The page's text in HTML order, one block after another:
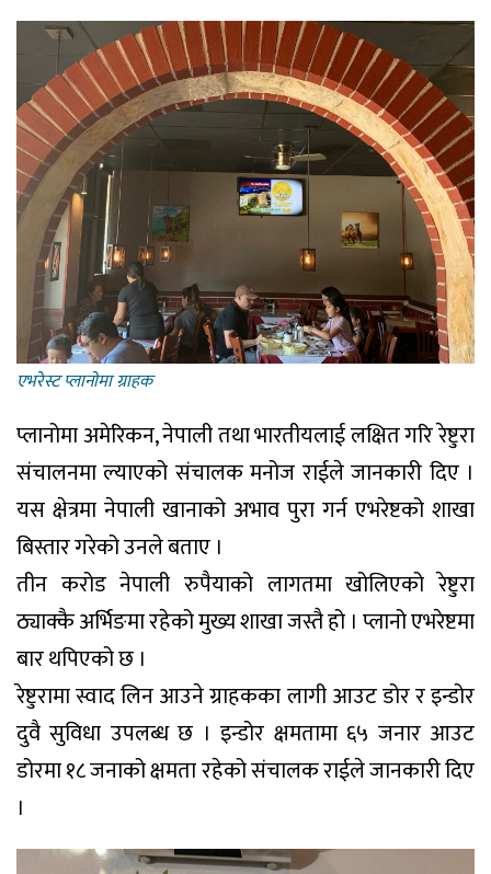
एभरेस्ट प्लानाेमा ग्राहक
प्लानोमा अमेरिकन, नेपाली तथा भारतीयलाई लक्षित गरि रेष्टुरा
संचालनमा ल्याएको संचालक मनोज राईले जानकारी दिए ।
यस क्षेत्रमा नेपाली खानाको अभाव पुरा गर्न एभरेष्टको शाखा
बिस्तार गरेको उनले बताए ।
तीन करोड नेपाली रुपैयाको लागतमा खोलिएको रेष्टुरा
ठ्याक्कै अर्भिङमा रहेको मुख्य शाखा जस्तै हो । प्लानो एभरेष्टमा
बार थपिएको छ ।
रेष्टुरामा स्वाद लिन आउने ग्राहकका लागी आउट डोर र इन्डोर
दुवै सुविधा उपलब्ध छ । इन्डोर क्षमतामा ६५ जनार आउट
डोरमा १८ जनाको क्षमता रहेको संचालक राईले जानकारी दिए
।